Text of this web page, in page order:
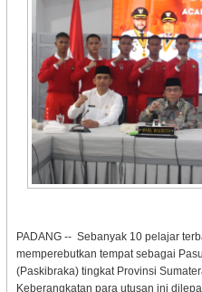
PADANG -- Sebanyak 10 pelajar
memperebutkan tempat sebagai
(Paskibraka) tingkat Provinsi
Keberangkatan para utusan ini